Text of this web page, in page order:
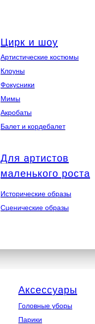
Исторические образы
Сценические образы
Для артистов
маленького роста
Артистические костюмы
Клоуны
Фокусники
Мимы
Акробаты
Балет и кордебалет
Цирк и шоу
Аксессуары
Головные уборы
Парики